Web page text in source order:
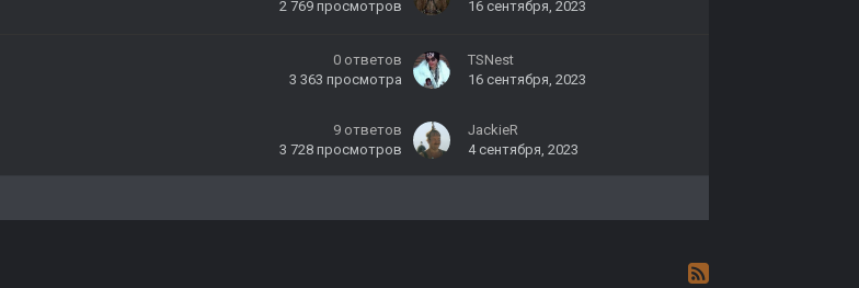
2 769 просмотров
16 сентября, 2023
0 ответов
3 363 просмотра
TSNest
16 сентября, 2023
9 ответов
3 728 просмотров
JackieR
4 сентября, 2023